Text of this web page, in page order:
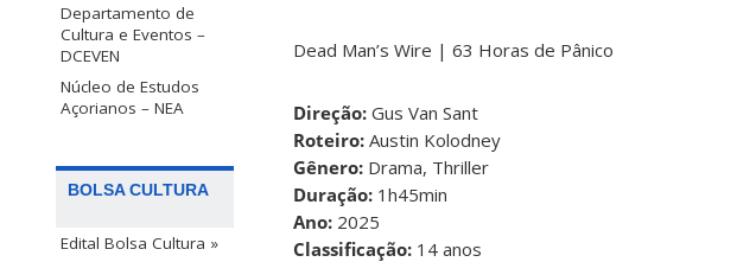
Departamento de
Cultura e Eventos –
DCEVEN
Núcleo de Estudos
Açorianos – NEA
BOLSA CULTURA
Edital Bolsa Cultura »
Dead Man’s Wire | 63 Horas de Pânico
Direção: Gus Van Sant
Roteiro: Austin Kolodney
Gênero: Drama, Thriller
Duração: 1h45min
Ano: 2025
Classificação: 14 anos